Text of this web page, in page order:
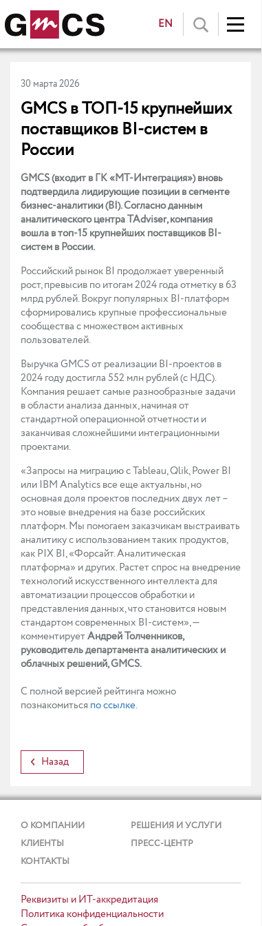
EN
30 марта 2026
GMCS в ТОП-15 крупнейших
поставщиков BI-систем в
России
GMCS (входит в ГК «МТ-Интеграция») вновь
подтвердила лидирующие позиции в сегменте
бизнес-аналитики (BI). Согласно данным
аналитического центра TAdviser, компания
вошла в топ-15 крупнейших поставщиков BI-
систем в России.
Российский рынок BI продолжает уверенный
рост, превысив по итогам 2024 года отметку в 63
млрд рублей. Вокруг популярных BI-платформ
сформировались крупные профессиональные
сообщества с множеством активных
пользователей.
Выручка GMCS от реализации BI-проектов в
2024 году достигла 552 млн рублей (с НДС).
Компания решает самые разнообразные задачи
в области анализа данных, начиная от
стандартной операционной отчетности и
заканчивая сложнейшими интеграционными
проектами.
«Запросы на миграцию с Tableau, Qlik, Power BI
или IBM Analytics все еще актуальны, но
основная доля проектов последних двух лет –
это новые внедрения на базе российских
платформ. Мы помогаем заказчикам выстраивать
аналитику с использованием таких продуктов,
как PIX BI, «Форсайт. Аналитическая
платформа» и других. Растет спрос на внедрение
технологий искусственного интеллекта для
автоматизации процессов обработки и
представления данных, что становится новым
стандартом современных BI-систем», —
комментируетАндрей Толченников,
руководитель департамента аналитических и
облачных решений, GMCS.
С полной версией рейтинга можно
познакомиться по ссылке.
Назад
О КОМПАНИИ
РЕШЕНИЯ И УСЛУГИ
КЛИЕНТЫ
ПРЕСС-ЦЕНТР
КОНТАКТЫ
Реквизиты и ИТ-аккредитация
Политика конфиденциальности